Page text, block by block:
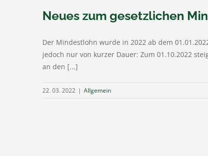
Neues zum gesetzlichen
Der Mindestlohn wurde in 2022 ab dem
jedoch nur von kurzer Dauer: Zum 01.10.2022
an den [...]
22. 03. 2022 | Allgemein